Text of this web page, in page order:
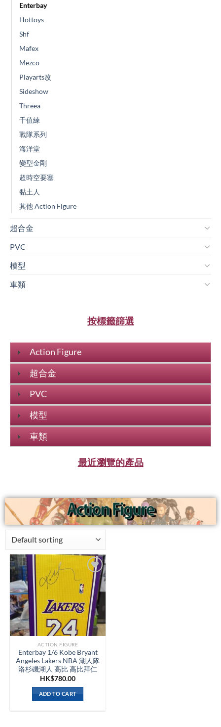
Enterbay
Hottoys
Shf
Mafex
Mezco
Playarts改
Sideshow
Threea
千值練
戰隊系列
海洋堂
變型金剛
超時空要塞
黏土人
其他 Action Figure
超合金
PVC
模型
車類
按標籤篩選
Action Figure
超合金
PVC
模型
車類
最近瀏覽的產品
ACTION FIGURE
Enterbay 1/6 Kobe Bryant
Angeles Lakers NBA 湖人隊
洛杉磯湖人 高比 高比拜仁
HK$780.00
ADD TO CART